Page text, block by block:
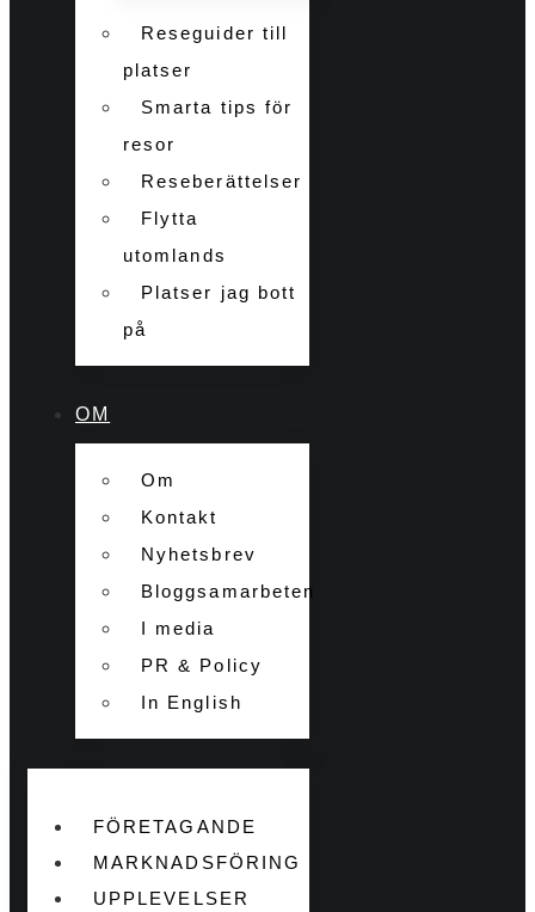
Reseguider till
platser
Smarta tips för
resor
Reseberättelser
Flytta
utomlands
Platser jag bott
på
OM
Om
Kontakt
Nyhetsbrev
Bloggsamarbeten
I media
PR & Policy
In English
FÖRETAGANDE
MARKNADSFÖRING
UPPLEVELSER